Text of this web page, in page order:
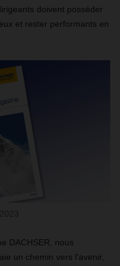
doivent posséder
et rester performants en
DACHSER, nous
un chemin vers l'avenir,